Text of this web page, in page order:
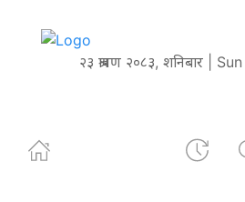
२३ श्रावण २०८३, शनिबार |